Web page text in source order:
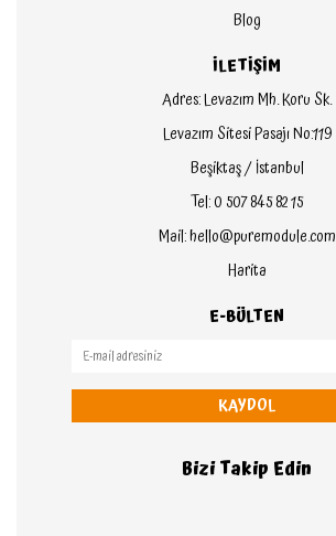
Blog
İLETİŞİM
Adres: Levazım Mh. Koru Sk.
Levazım Sitesi Pasajı No:119
Beşiktaş / İstanbul
Tel: 0 507 845 82 15
Mail: hello@puremodule.com
Harita
E-BÜLTEN
KAYDOL
Bizi Takip Edin